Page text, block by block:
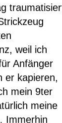
weil ich
Anfänger
er kapieren,
mein 9ter
meine
Immerhin